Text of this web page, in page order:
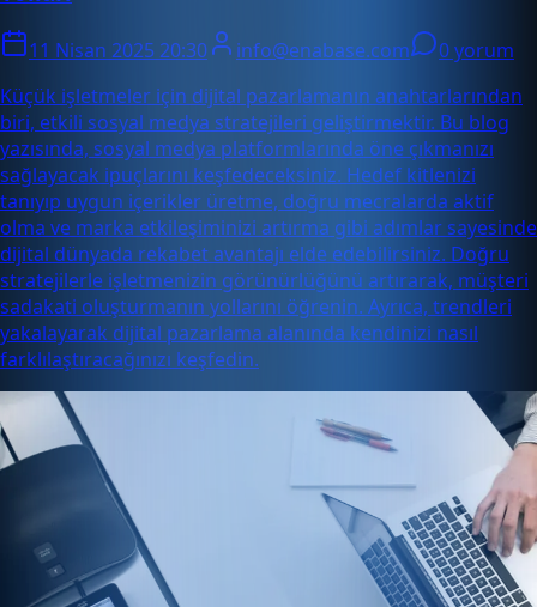
11 Nisan 2025 20:30 info@enabase.com
0 yorum
Küçük işletmeler için dijital pazarlamanın anahtarlarından
biri, etkili sosyal medya stratejileri geliştirmektir. Bu blog
yazısında, sosyal medya platformlarında öne çıkmanızı
sağlayacak ipuçlarını keşfedeceksiniz. Hedef kitlenizi
tanıyıp uygun içerikler üretme, doğru mecralarda aktif
olma ve marka etkileşiminizi artırma gibi adımlar sayesinde
dijital dünyada rekabet avantajı elde edebilirsiniz. Doğru
stratejilerle işletmenizin görünürlüğünü artırarak, müşteri
sadakati oluşturmanın yollarını öğrenin. Ayrıca, trendleri
yakalayarak dijital pazarlama alanında kendinizi nasıl
farklılaştıracağınızı keşfedin.